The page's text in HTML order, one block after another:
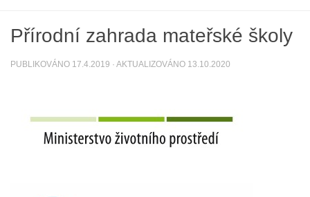
Přírodní zahrada mateřské školy
PUBLIKOVÁNO 17.4.2019 · AKTUALIZOVÁNO 13.10.2020